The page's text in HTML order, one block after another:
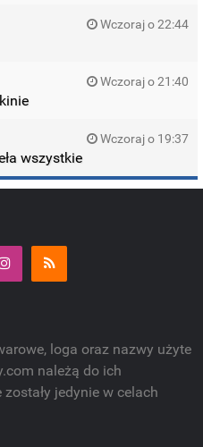
Wczoraj o 22:44
Wczoraj o 21:40
Wczoraj o 19:37
wszystkie
loga oraz nazwy użyte
należą do ich
jedynie w celach